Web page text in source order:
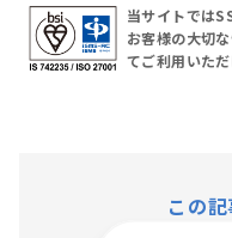
当サイトでは
お客様の大切
てご利用いただ
この